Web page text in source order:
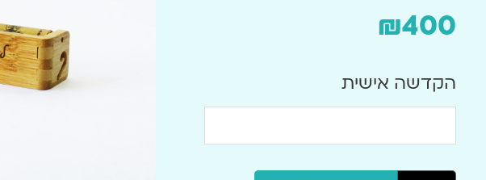
₪400
הקדשה אישית